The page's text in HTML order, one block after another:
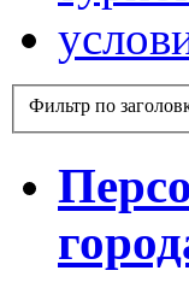
Фильтр по